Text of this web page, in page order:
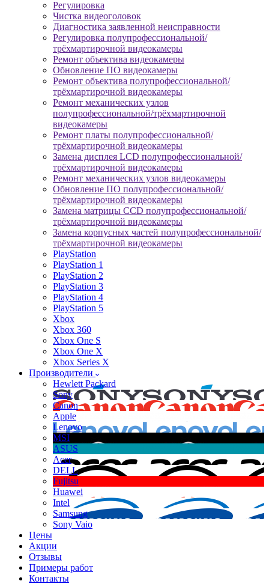
Регулировка
Чистка видеоголовок
Диагностика заявленной неисправности
Регулировка полупрофессиональной/
трёхмартирочной видеокамеры
Ремонт объектива видеокамеры
Обновление ПО видеокамеры
Ремонт объектива полупрофессиональной/
трёхмартирочной видеокамеры
Ремонт механических узлов
полупрофессиональной/трёхмартирочной
видеокамеры
Ремонт платы полупрофессиональной/
трёхмартирочной видеокамеры
Замена дисплея LCD полупрофессиональной/
трёхмартирочной видеокамеры
Ремонт механических узлов видеокамеры
Обновление ПО полупрофессиональной/
трёхмартирочной видеокамеры
Замена матрицы CCD полупрофессиональной/
трёхмартирочной видеокамеры
Замена корпусных частей полупрофессиональной/
трёхмартирочной видеокамеры
PlayStation
PlayStation 1
PlayStation 2
PlayStation 3
PlayStation 4
PlayStation 5
Xbox
Xbox 360
Xbox One S
Xbox One X
Xbox Series X
Производители
Hewlett Packard
Sony
Canon
Apple
Lenovo
MSI
ASUS
Acer
DELL
Fujitsu
Huawei
Intel
Samsung
Sony Vaio
Цены
Акции
Отзывы
Примеры работ
Контакты